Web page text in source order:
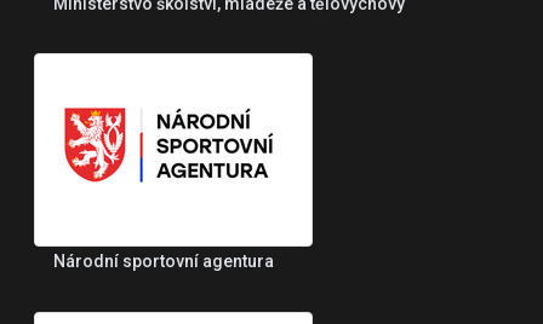
Národní sportovní agentura